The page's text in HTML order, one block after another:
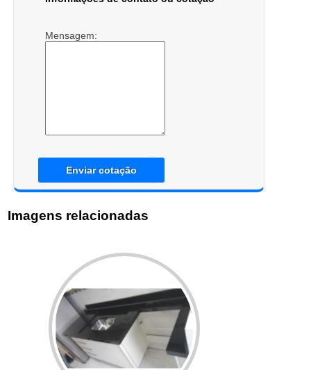
Mensagem:
Enviar cotação
Imagens relacionadas